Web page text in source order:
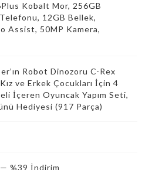
Kobalt Mor, 256GB
12GB Bellek,
Assist, 50MP Kamera,
Robot Dinozoru C-Rex
ve Erkek Çocukları İçin 4
İçeren Oyuncak Yapım Seti,
Hediyesi (917 Parça)
%39 İndirim